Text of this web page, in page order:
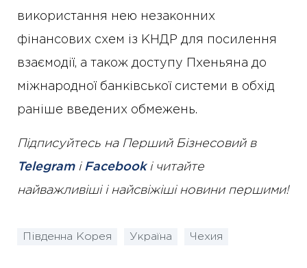
використання нею незаконних
фінансових схем із КНДР для посилення
взаємодії, а також доступу Пхеньяна до
міжнародної банківської системи в обхід
раніше введених обмежень.
Підписуйтесь на Перший Бізнесовий в
Telegramі Facebookі читайте
найважливіші і найсвіжіші новини першими!
Південна Корея Україна Чехия